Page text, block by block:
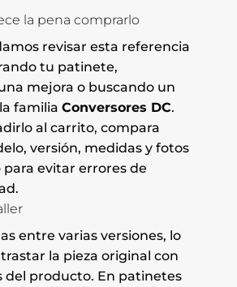
la pena comprarlo
revisar esta referencia
tu patinete,
mejora o buscando un
familia Conversores DC.
al carrito, compara
versión, medidas y fotos
evitar errores de
entre varias versiones, lo
la pieza original con
del producto. En patinetes